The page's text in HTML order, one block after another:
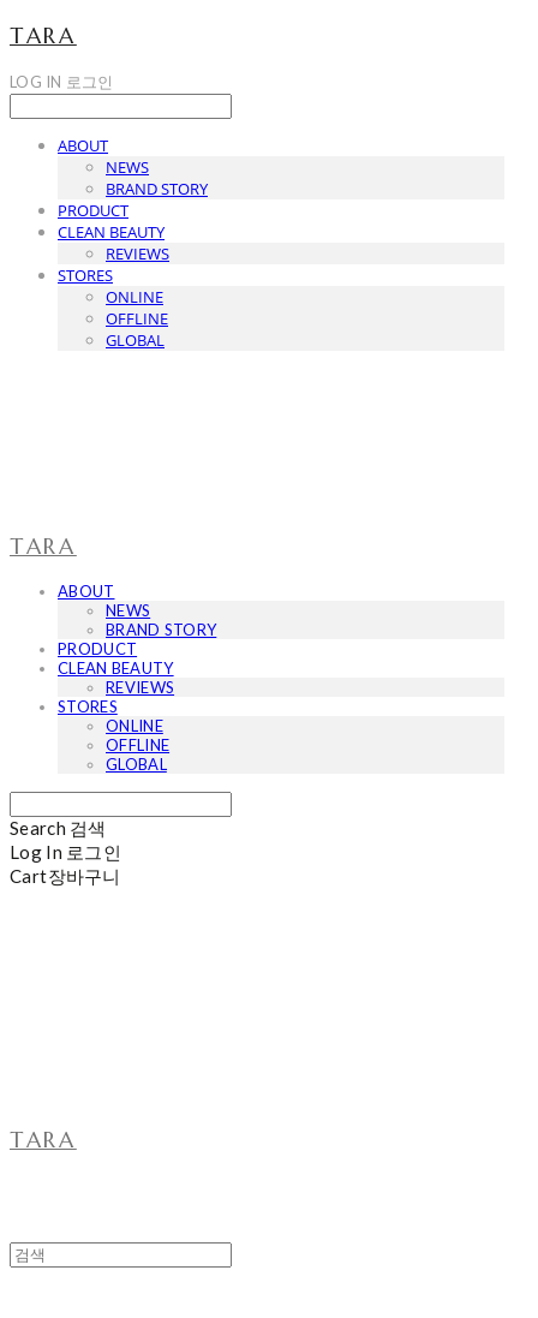
TARA
LOG IN 로그인
ABOUT
NEWS
BRAND STORY
PRODUCT
CLEAN BEAUTY
REVIEWS
STORES
ONLINE
OFFLINE
GLOBAL
TARA
ABOUT
NEWS
BRAND STORY
PRODUCT
CLEAN BEAUTY
REVIEWS
STORES
ONLINE
OFFLINE
GLOBAL
Search 검색
Log In 로그인
Cart장바구니
TARA